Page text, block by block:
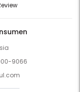
9066